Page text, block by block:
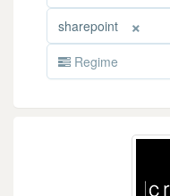
×
sharepoint
Regime